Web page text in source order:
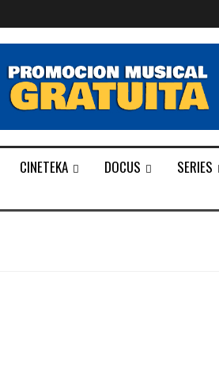
CINETEKA DOCUS SERIES